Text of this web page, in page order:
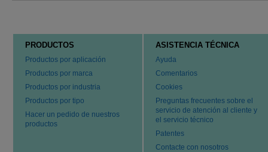
PRODUCTOS
Productos por aplicación
Productos por marca
Productos por industria
Productos por tipo
Hacer un pedido de nuestros
productos
ASISTENCIA TÉCNICA
Ayuda
Comentarios
Cookies
Preguntas frecuentes sobre el
servicio de atención al cliente y
el servicio técnico
Patentes
Contacte con nosotros